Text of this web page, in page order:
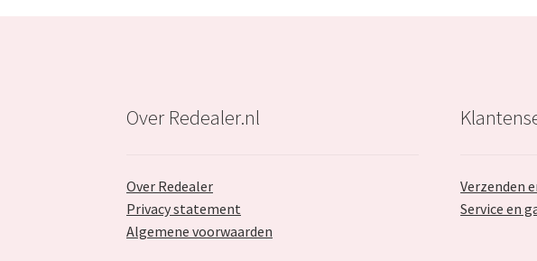
Over Redealer.nl
Over Redealer
Privacy statement
Algemene voorwaarden
Verzenden
Service en